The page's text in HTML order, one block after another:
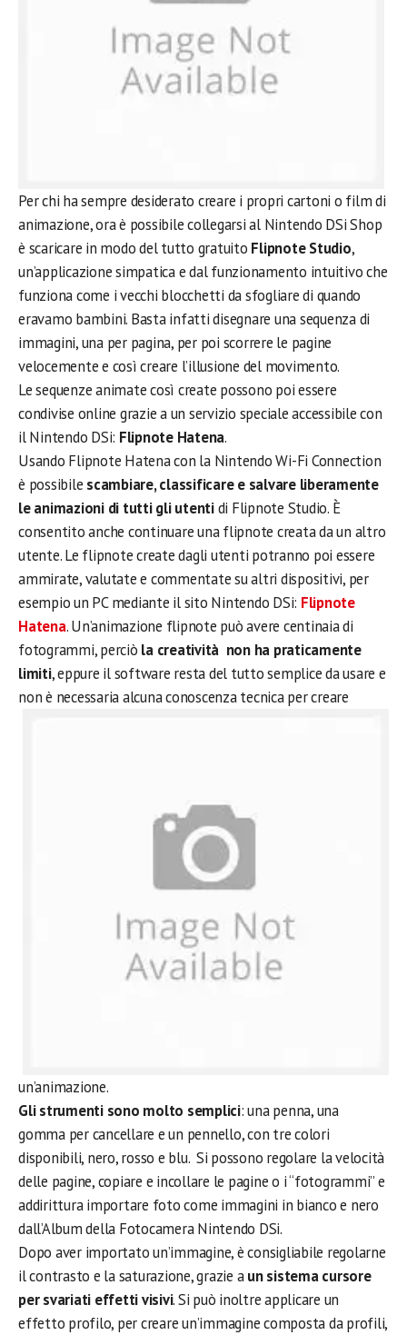
Per chi ha sempre desiderato creare i propri cartoni o film di
animazione, ora è possibile collegarsi al Nintendo DSi Shop
è scaricare in modo del tutto gratuito Flipnote Studio,
un’applicazione simpatica e dal funzionamento intuitivo che
funziona come i vecchi blocchetti da sfogliare di quando
eravamo bambini. Basta infatti disegnare una sequenza di
immagini, una per pagina, per poi scorrere le pagine
velocemente e così creare l’illusione del movimento.
Le sequenze animate così create possono poi essere
condivise online grazie a un servizio speciale accessibile con
il Nintendo DSi: Flipnote Hatena.
Usando Flipnote Hatena con la Nintendo Wi-Fi Connection
è possibile scambiare, classificare e salvare liberamente
le animazioni di tutti gli utentidi Flipnote Studio. È
consentito anche continuare una flipnote creata da un altro
utente. Le flipnote create dagli utenti potranno poi essere
ammirate, valutate e commentate su altri dispositivi, per
esempio un PC mediante il sito Nintendo DSi: Flipnote
Hatena. Un’animazione flipnote può avere centinaia di
fotogrammi, perciò la creatività non ha praticamente
limiti, eppure il software resta del tutto semplice da usare e
non è necessaria alcuna conoscenza tecnica per creare
un’animazione.
Gli strumenti sono molto semplici: una penna, una
gomma per cancellare e un pennello, con tre colori
disponibili, nero, rosso e blu. Si possono regolare la velocità
delle pagine, copiare e incollare le pagine o i “fotogrammi” e
addirittura importare foto come immagini in bianco e nero
dall’Album della Fotocamera Nintendo DSi.
Dopo aver importato un’immagine, è consigliabile regolarne
il contrasto e la saturazione, grazie aun sistema cursore
per svariati effetti visivi. Si può inoltre applicare un
effetto profilo, per creare un’immagine composta da profili,